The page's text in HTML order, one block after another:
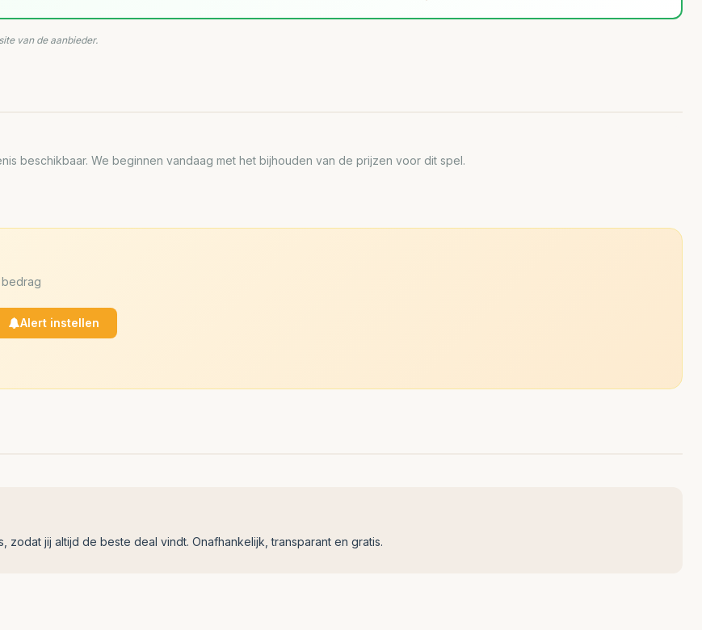
van de aanbieder.
beschikbaar. We beginnen vandaag met het bijhouden van de prijzen voor dit spel.
Alert instellen
jij altijd de beste deal vindt. Onafhankelijk, transparant en gratis.